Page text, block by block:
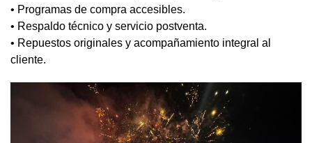
• Programas de compra accesibles.
• Respaldo técnico y servicio postventa.
• Repuestos originales y acompañamiento integral al
cliente.